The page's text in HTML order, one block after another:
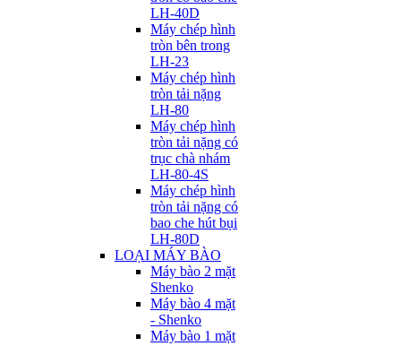
LH-40D
Máy chép hình
tròn bên trong
LH-23
Máy chép hình
tròn tải nặng
LH-80
Máy chép hình
tròn tải nặng có
trục chà nhám
LH-80-4S
Máy chép hình
tròn tải nặng có
bao che hút bụi
LH-80D
LOẠI MÁY BÀO
Máy bào 2 mặt
Shenko
Máy bào 4 mặt
- Shenko
Máy bào 1 mặt